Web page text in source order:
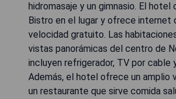
hidromasaje y un gimnasio. El hotel
Bistro en el lugar y ofrece internet
velocidad gratuito. Las
vistas panorámicas del centro de
incluyen refrigerador, TV por cable
Además, el hotel ofrece un amplio
un restaurante que sirve comida